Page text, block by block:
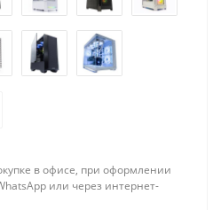
в офисе, при оформлении
или через интернет-